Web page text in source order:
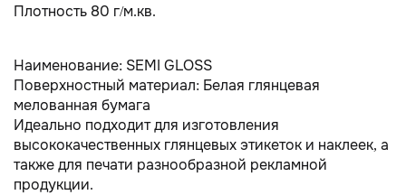
Плотность 80 г/м.кв.
Наименование: SEMI GLOSS
Поверхностный материал: Белая глянцевая
мелованная бумага
Идеально подходит для изготовления
высококачественных глянцевых этикеток и наклеек, а
также для печати разнообразной рекламной
продукции.